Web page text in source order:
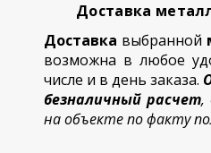
Доставка
Доставка выбранной
возможна в любое
числе и в день заказа.
безналичный расчет,
на объекте по факту